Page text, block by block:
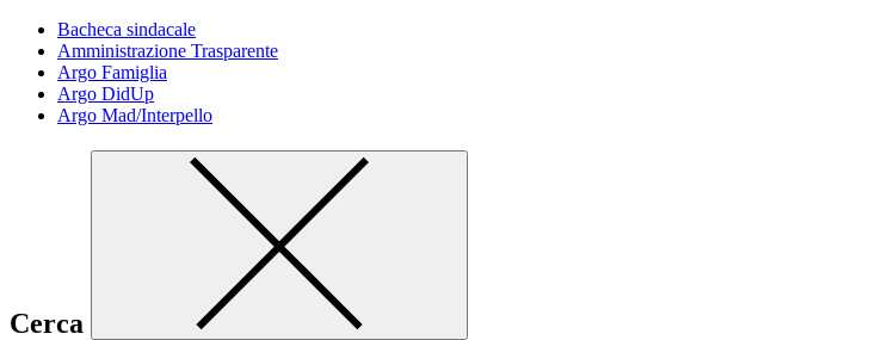
Bacheca sindacale
Amministrazione Trasparente
Argo Famiglia
Argo DidUp
Argo Mad/Interpello
Cerca